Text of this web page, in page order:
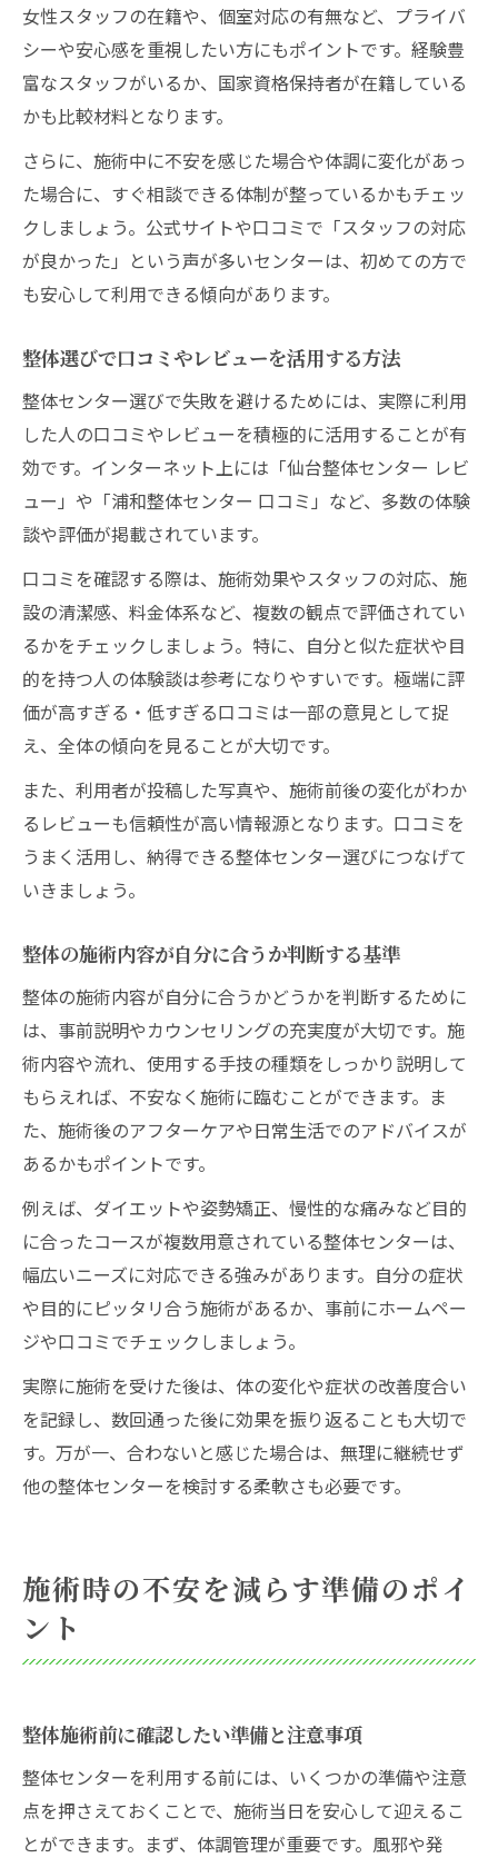
女性スタッフの在籍や、個室対応の有無など、プライバ
シーや安心感を重視したい方にもポイントです。経験豊
富なスタッフがいるか、国家資格保持者が在籍している
かも比較材料となります。
さらに、施術中に不安を感じた場合や体調に変化があっ
た場合に、すぐ相談できる体制が整っているかもチェッ
クしましょう。公式サイトや口コミで「スタッフの対応
が良かった」という声が多いセンターは、初めての方で
も安心して利用できる傾向があります。
整体選びで口コミやレビューを活用する方法
整体センター選びで失敗を避けるためには、実際に利用
した人の口コミやレビューを積極的に活用することが有
効です。インターネット上には「仙台整体センター レビ
ュー」や「浦和整体センター 口コミ」など、多数の体験
談や評価が掲載されています。
口コミを確認する際は、施術効果やスタッフの対応、施
設の清潔感、料金体系など、複数の観点で評価されてい
るかをチェックしましょう。特に、自分と似た症状や目
的を持つ人の体験談は参考になりやすいです。極端に評
価が高すぎる・低すぎる口コミは一部の意見として捉
え、全体の傾向を見ることが大切です。
また、利用者が投稿した写真や、施術前後の変化がわか
るレビューも信頼性が高い情報源となります。口コミを
うまく活用し、納得できる整体センター選びにつなげて
いきましょう。
整体の施術内容が自分に合うか判断する基準
整体の施術内容が自分に合うかどうかを判断するために
は、事前説明やカウンセリングの充実度が大切です。施
術内容や流れ、使用する手技の種類をしっかり説明して
もらえれば、不安なく施術に臨むことができます。ま
た、施術後のアフターケアや日常生活でのアドバイスが
あるかもポイントです。
例えば、ダイエットや姿勢矯正、慢性的な痛みなど目的
に合ったコースが複数用意されている整体センターは、
幅広いニーズに対応できる強みがあります。自分の症状
や目的にピッタリ合う施術があるか、事前にホームペー
ジや口コミでチェックしましょう。
実際に施術を受けた後は、体の変化や症状の改善度合い
を記録し、数回通った後に効果を振り返ることも大切で
す。万が一、合わないと感じた場合は、無理に継続せず
他の整体センターを検討する柔軟さも必要です。
施術時の不安を減らす準備のポイ
ント
整体施術前に確認したい準備と注意事項
整体センターを利用する前には、いくつかの準備や注意
点を押さえておくことで、施術当日を安心して迎えるこ
とができます。まず、体調管理が重要です。風邪や発